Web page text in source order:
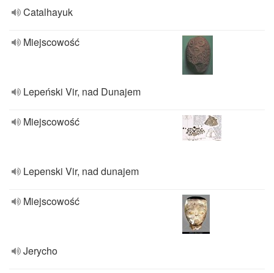
Catalhayuk
Miejscowość
Lepeński Vir, nad Dunajem
Miejscowość
Lepenski Vir, nad dunajem
Miejscowość
Jerycho